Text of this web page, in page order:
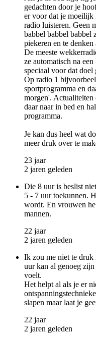
gedachten door je
er voor dat je moeilijk
radio luisteren. Geen
babbel babbel babbel
piekeren en te
De meeste
ze automatisch na
speciaal voor dat doel
Op radio 1
sportprogramma en
morgen'. Actualiteiten
daar naar in bed en
programma.
Je kan dus heel wat
meer druk over te
23 jaar
2 jaren geleden
Die 8 uur is beslist
5 - 7 uur toekunnen.
wordt. En vrouwen
mannen.
22 jaar
2 jaren geleden
Ik zou me niet te druk
uur kan al genoeg
voelt.
Het helpt al als je er
slapen maar laat je
22 jaar
2 jaren geleden